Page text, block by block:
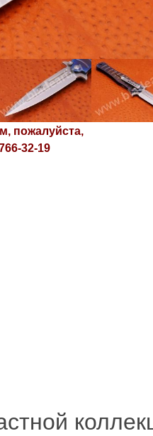
пожалуйста,
32-19